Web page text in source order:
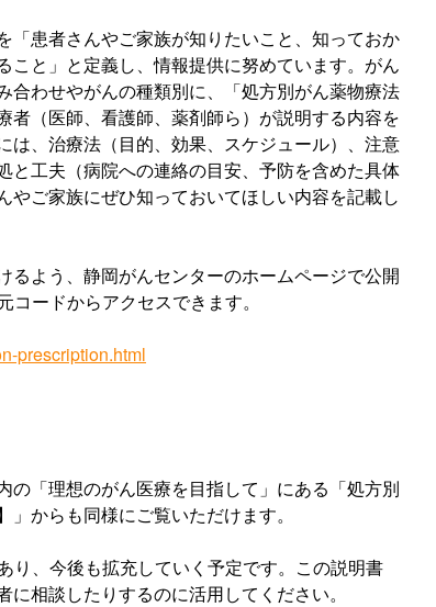
「患者さんやご家族が知りたいこと、知っておか
こと」と定義し、情報提供に努めています。がん
合わせやがんの種類別に、「処方別がん薬物療法
者（医師、看護師、薬剤師ら）が説明する内容を
は、治療法（目的、効果、スケジュール）、注意
と工夫（病院への連絡の目安、予防を含めた具体
やご家族にぜひ知っておいてほしい内容を記載し
るよう、静岡がんセンターのホームページで公開
ードからアクセスできます。
prescription.html
の「理想のがん医療を目指して」にある「処方別
からも同様にご覧いただけます。
り、今後も拡充していく予定です。この説明書
相談したりするのに活用してください。